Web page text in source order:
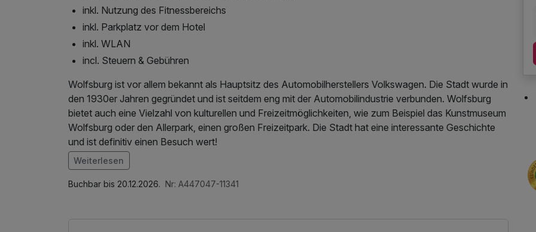
inkl. Nutzung des Fitnessbereichs
inkl. Parkplatz vor dem Hotel
inkl. WLAN
incl. Steuern & Gebühren
Wolfsburg ist vor allem bekannt als Hauptsitz des Automobilherstellers Volkswagen. Die Stadt wurde in
den 1930er Jahren gegründet und ist seitdem eng mit der Automobilindustrie verbunden. Wolfsburg
bietet auch eine Vielzahl von kulturellen und Freizeitmöglichkeiten, wie zum Beispiel das Kunstmuseum
Wolfsburg oder den Allerpark, einen großen Freizeitpark. Die Stadt hat eine interessante Geschichte
und ist definitiv einen Besuch wert!
Im Angebot enthalten
Parkplatz, Nutzung des Fitnessbereichs, W-LAN Nutzung / Internetnutzung, Nutzung Öffentliches
Weiterlesen
Buchbar bis 20.12.2026. Nr: A447047-11341